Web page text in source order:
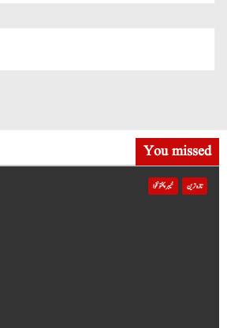
You missed
تازہ ترین خیبر پختونخوا